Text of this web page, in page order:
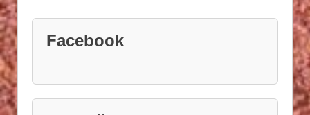
Facebook